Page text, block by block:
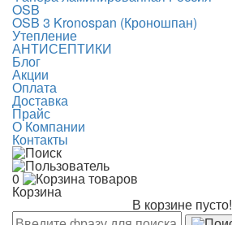
OSB
OSB 3 Kronospan (Кроношпан)
Утепление
АНТИСЕПТИКИ
Блог
Акции
Оплата
Доставка
Прайс
О Компании
Контакты
0
Корзина
В корзине пусто!